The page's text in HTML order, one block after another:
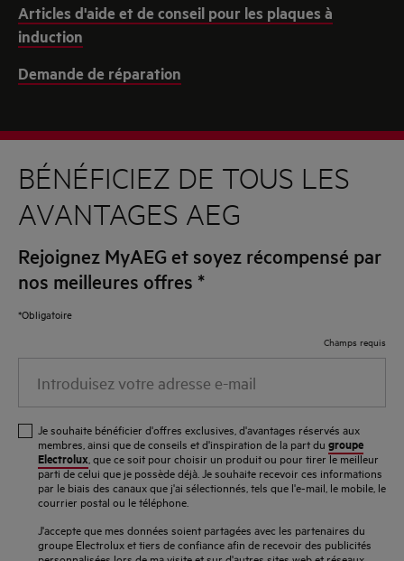
Articles d'aide et de conseil pour les plaques à
induction
Demande de réparation
BÉNÉFICIEZ DE TOUS LES
AVANTAGES AEG
Rejoignez MyAEG et soyez récompensé par
nos meilleures offres *
*Obligatoire
Champs requis
votre
e-
mail
Je souhaite bénéficier d'offres exclusives, d'avantages réservés aux
membres, ainsi que de conseils et d'inspiration de la part du groupe
Electrolux , que ce soit pour choisir un produit ou pour tirer le meilleur
parti de celui que je possède déjà. Je souhaite recevoir ces informations
par le biais des canaux que j'ai sélectionnés, tels que l'e-mail, le mobile, le
courrier postal ou le téléphone.
J'accepte que mes données soient partagées avec les partenaires du
groupe Electrolux et tiers de confiance afin de recevoir des publicités